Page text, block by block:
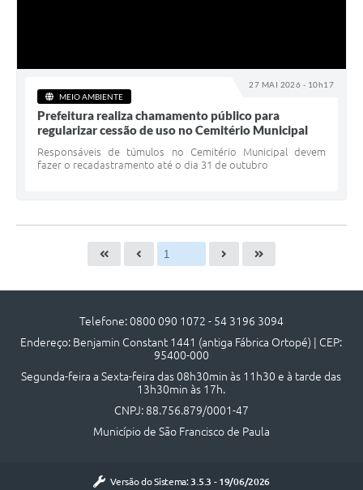
27 MAI 2026 - 10h17
MEIO AMBIENTE
Prefeitura realiza chamamento público para
regularizar cessão de uso no Cemitério Municipal
Responsáveis de túmulos no Cemitério Municipal devem
fazer o recadastramento até o dia 31 de outubro
Telefone: 0800 090 1072 - 54 3196 3094
Endereço: Benjamin Constant 1441 (antiga Fábrica Ortopé) | CEP:
95400-000
Segunda-feira a Sexta-feira das 08h30min às 11h30 e à tarde das
13h30min às 17h.
CNPJ: 88.756.879/0001-47
Município de São Francisco de Paula
Versão do Sistema: 3.5.3 - 19/06/2026